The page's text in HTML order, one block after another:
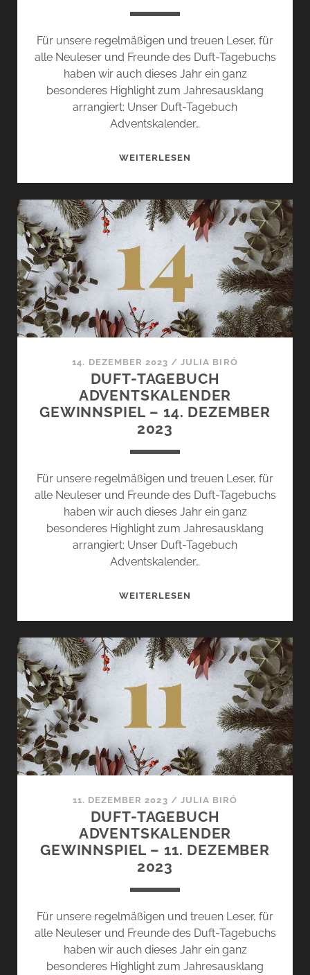
Für unsere regelmäßigen und treuen Leser, für
alle Neuleser und Freunde des Duft-Tagebuchs
haben wir auch dieses Jahr ein ganz
besonderes Highlight zum Jahresausklang
arrangiert: Unser Duft-Tagebuch
Adventskalender…
WEITERLESEN
GEWINNSPIEL
–
18.
DEZEMBER
2023
14. DEZEMBER 2023 /JULIA BIRÓ
DUFT-TAGEBUCH
ADVENTSKALENDER
GEWINNSPIEL – 14. DEZEMBER
2023
Für unsere regelmäßigen und treuen Leser, für
alle Neuleser und Freunde des Duft-Tagebuchs
haben wir auch dieses Jahr ein ganz
besonderes Highlight zum Jahresausklang
arrangiert: Unser Duft-Tagebuch
Adventskalender…
WEITERLESEN
GEWINNSPIEL
–
14.
DEZEMBER
11. DEZEMBER 2023 / JULIA BIRÓ
DUFT-TAGEBUCH
ADVENTSKALENDER
GEWINNSPIEL – 11. DEZEMBER
2023
Für unsere regelmäßigen und treuen Leser, für
alle Neuleser und Freunde des Duft-Tagebuchs
haben wir auch dieses Jahr ein ganz
besonderes Highlight zum Jahresausklang